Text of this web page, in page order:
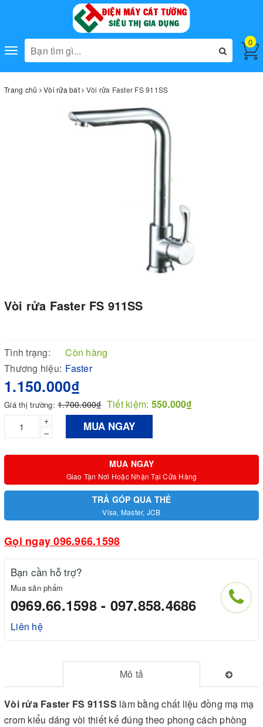
Toggle
navigation
0
Trang chủ Vòi rửa bát Vòi rửa Faster FS 911SS
Vòi rửa Faster FS 911SS
Tình trạng:
Còn hàng
Thương hiệu: Faster
1.150.000₫
Giá thị trường: 1.700.000₫ Tiết kiệm: 550.000₫
+
–
MUA NGAY
MUA NGAY
Giao Tận Nơi Hoặc Nhận Tại Cửa Hàng
TRẢ GÓP QUA THẺ
Visa, Master, JCB
Gọi ngay 096.966.1598
Bạn cần hỗ trợ?
Mua sản phẩm
0969.66.1598 - 097.858.4686
Liên hệ
Mô tả
Vòi rửa Faster FS 911SS làm bằng chất liệu đồng mạ mạ
crom kiểu dáng vòi thiết kế đúng theo phong cách phòng